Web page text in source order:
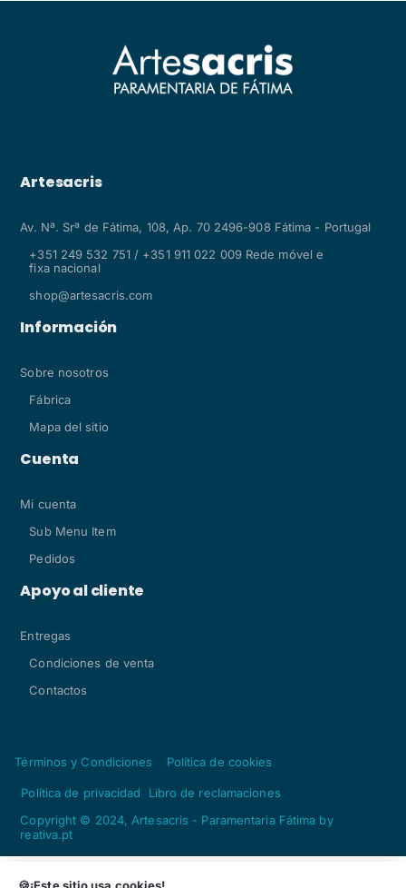
Cantidad
Artesacris
Av. Nª. Srª de Fátima, 108, Ap. 70 2496-908 Fátima - Portugal
+351 249 532 751 / +351 911 022 009 Rede móvel e
fixa nacional
shop@artesacris.com
Información
Sobre nosotros
Fábrica
Mapa del sitio
Cuenta
Mi cuenta
Sub Menu Item
Pedidos
Apoyo al cliente
Entregas
Condiciones de venta
Contactos
Términos y Condiciones Política de cookies
Política de privacidad
Libro de reclamaciones
Copyright © 2024, Artesacris - Paramentaria Fátima by
reativa.pt